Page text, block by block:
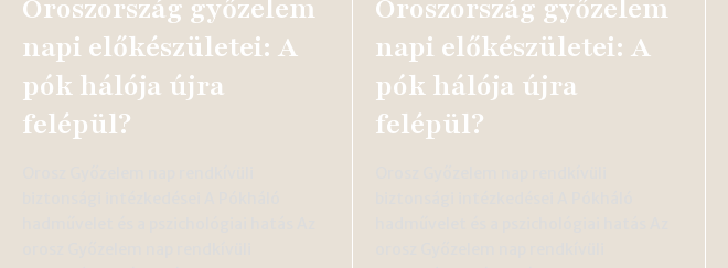
Oroszország győzelem
napi előkészületei: A
pók hálója újra
felépül?
Oroszország győzelem
napi előkészületei: A
pók hálója újra
felépül?